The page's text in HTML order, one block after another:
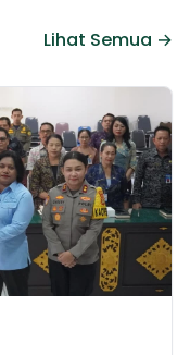
Lihat Semua →